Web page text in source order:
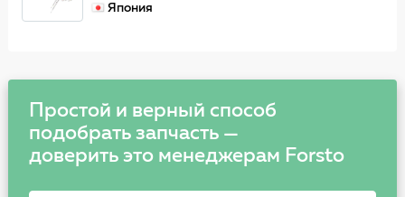
Япония
Простой и верный способ
подобрать запчасть —
доверить это менеджерам Forsto